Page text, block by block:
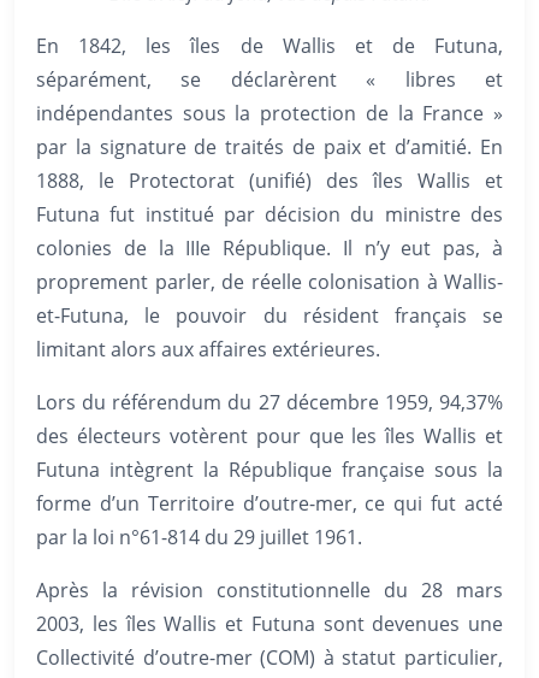
En 1842, les îles de Wallis et de Futuna,
séparément, se déclarèrent « libres et
indépendantes sous la protection de la France »
par la signature de traités de paix et d’amitié. En
1888, le Protectorat (unifié) des îles Wallis et
Futuna fut institué par décision du ministre des
colonies de la IIIe République. Il n’y eut pas, à
proprement parler, de réelle colonisation à Wallis-
et-Futuna, le pouvoir du résident français se
limitant alors aux affaires extérieures.
Lors du référendum du 27 décembre 1959, 94,37%
des électeurs votèrent pour que les îles Wallis et
Futuna intègrent la République française sous la
forme d’un Territoire d’outre-mer, ce qui fut acté
par la loi n°61-814 du 29 juillet 1961.
Après la révision constitutionnelle du 28 mars
2003, les îles Wallis et Futuna sont devenues une
Collectivité d’outre-mer (COM) à statut particulier,